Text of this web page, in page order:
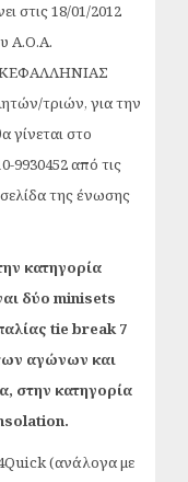
στις 18/01/2012
Α.Ο.Α.
τριών, για την
γίνεται στο
9930452 από τις
της ένωσης
κατηγορία
δύο minisets
tie break7
αγώνων και
στην κατηγορία
.
(ανάλογα με